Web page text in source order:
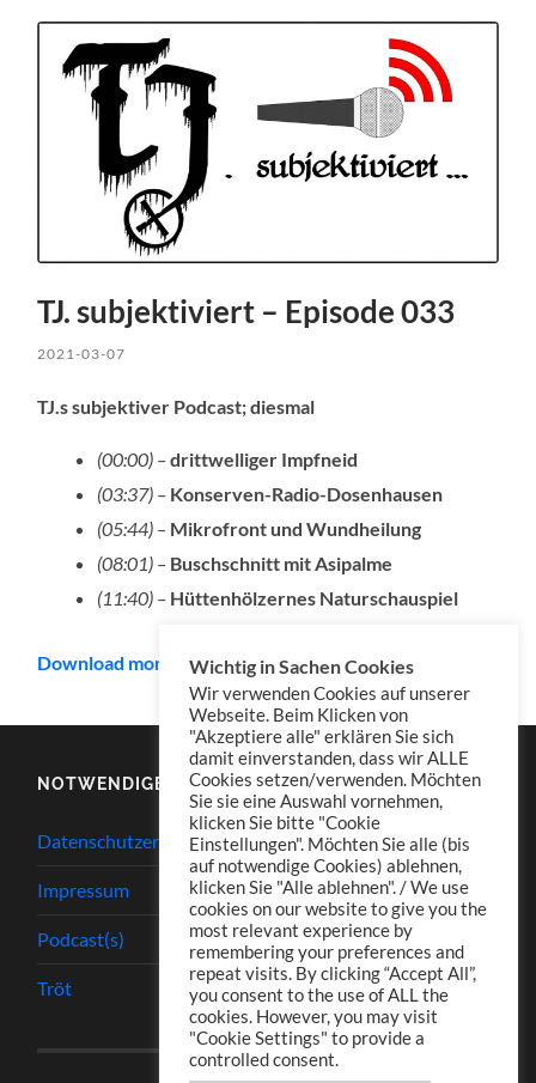
TJ. subjektiviert – Episode 033
2021-03-07
TJ.s subjektiver Podcast; diesmal
(00:00) –drittwelliger Impfneid
(03:37) – Konserven-Radio-Dosenhausen
(05:44) – Mikrofront und Wundheilung
(08:01) – Buschschnitt mit Asipalme
(11:40) – Hüttenhölzernes Naturschauspiel
Download mono
NOTWENDIGES
Datenschutzerklärung
Impressum
Podcast(s)
Tröt
Wichtig in Sachen Cookies
Wir verwenden Cookies auf unserer
Webseite. Beim Klicken von
"Akzeptiere alle" erklären Sie sich
damit einverstanden, dass wir ALLE
Cookies setzen/verwenden. Möchten
Sie sie eine Auswahl vornehmen,
klicken Sie bitte "Cookie
Einstellungen". Möchten Sie alle (bis
auf notwendige Cookies) ablehnen,
klicken Sie "Alle ablehnen". / We use
cookies on our website to give you the
most relevant experience by
remembering your preferences and
repeat visits. By clicking “Accept All”,
you consent to the use of ALL the
cookies. However, you may visit
"Cookie Settings" to provide a
controlled consent.